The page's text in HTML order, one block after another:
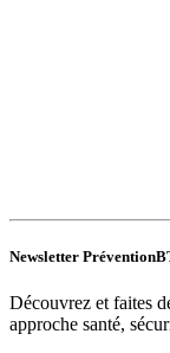
Newsletter
Découvrez et faites
approche santé,